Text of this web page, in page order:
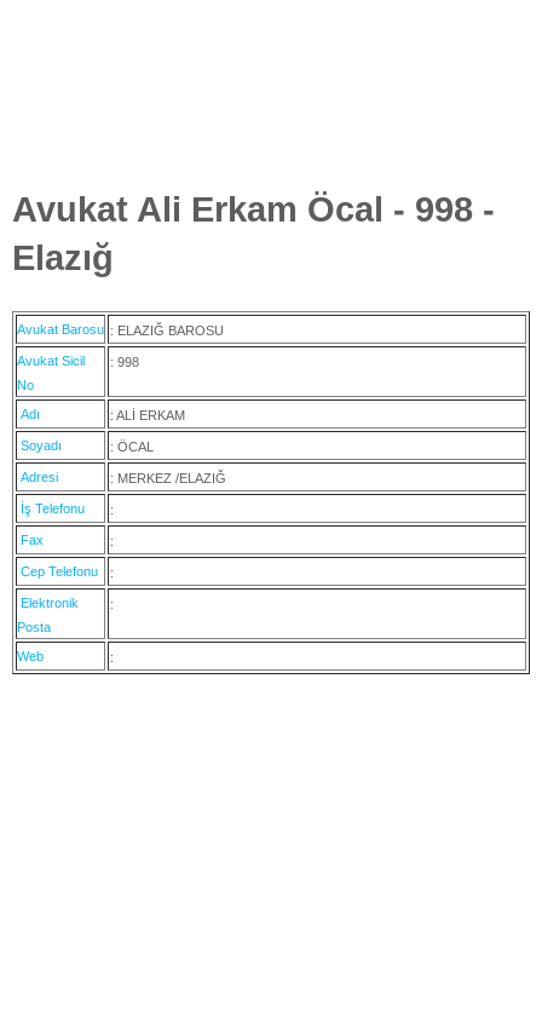
Avukat Ali Erkam Öcal - 998 -
Elazığ
Avukat Barosu : ELAZIĞ BAROSU
Avukat Sicil
No
: 998
Adı : ALİ ERKAM
Soyadı : ÖCAL
Adresi : MERKEZ /ELAZIĞ
İş Telefonu :
Fax :
Cep Telefonu :
Elektronik
Posta
:
Web :